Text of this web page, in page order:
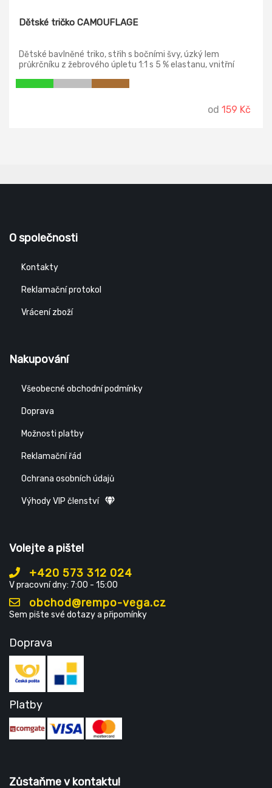
Dětské tričko CAMOUFLAGE
Dětské bavlněné triko, střih s bočními švy, úzký lem
průkrčníku z žebrového úpletu 1:1 s 5 % elastanu, vnitřní
od 159 Kč
O společnosti
Kontakty
Reklamační protokol
Vrácení zboží
Nakupování
Všeobecné obchodní podmínky
Doprava
Možnosti platby
Reklamační řád
Ochrana osobních údajů
Výhody VIP členství
Volejte a pište!
+420 573 312 024
V pracovní dny: 7:00 - 15:00
obchod@rempo-vega.cz
Sem pište své dotazy a připomínky
Doprava
Platby
Zůstaňme v kontaktu!